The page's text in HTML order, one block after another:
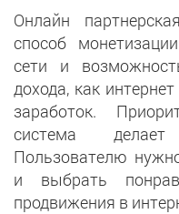
Онлайн
способ
сети и
дохода, как
заработок.
система
Пользователю
и выбрать
продвижения в